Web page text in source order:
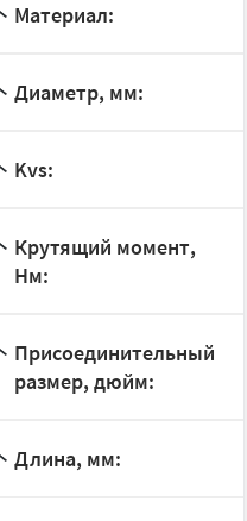
Материал:
Диаметр, мм:
Kvs:
Крутящий момент,
Нм:
Присоединительный
размер, дюйм:
Длина, мм: